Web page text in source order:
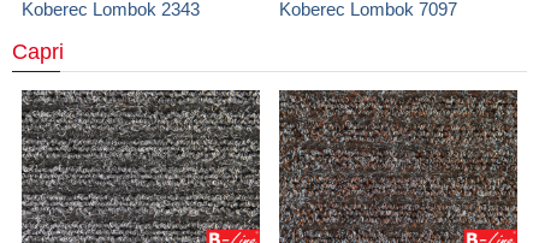
Koberec Lombok 2343 Koberec Lombok 7097
Capri